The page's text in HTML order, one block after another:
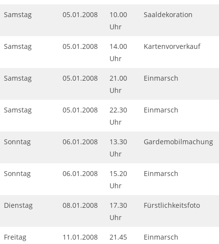
Samstag 05.01.2008
10.00
Uhr
Saaldekoration
Samstag 05.01.2008
14.00
Uhr
Kartenvorverkauf
Samstag 05.01.2008
21.00
Uhr
Einmarsch
Samstag 05.01.2008
22.30
Uhr
Einmarsch
Sonntag 06.01.2008
13.30
Uhr
Gardemobilmachung
Sonntag 06.01.2008
15.20
Uhr
Einmarsch
Dienstag 08.01.2008
17.30
Uhr
Fürstlichkeitsfoto
Freitag 11.01.2008
21.45
Einmarsch